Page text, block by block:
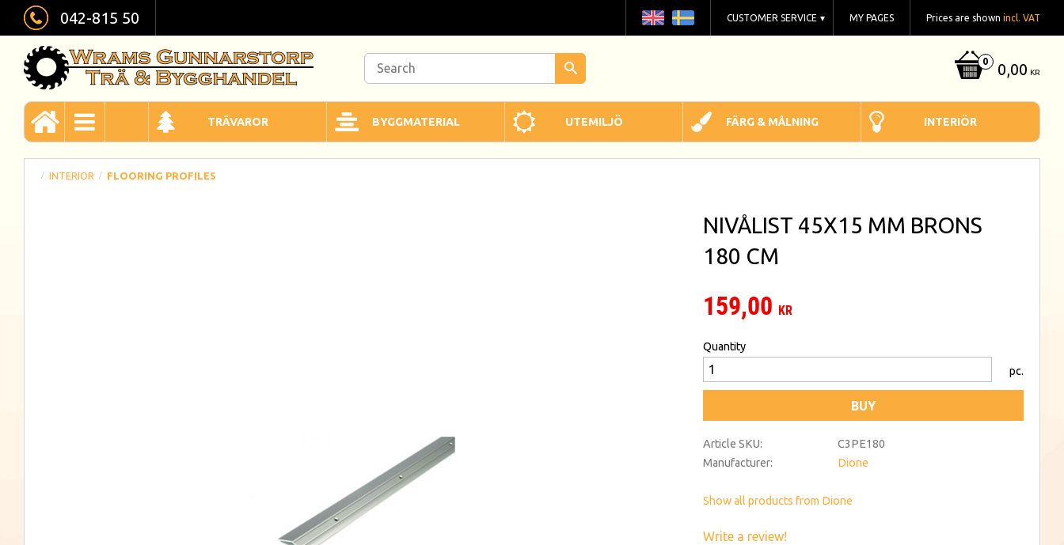
0,00 KR
Prices are shown incl. VAT
MY PAGES
CUSTOMER SERVICE
042-815 50
TRÄVAROR BYGGMATERIAL UTEMILJÖ FÄRG & MÅLNING INTERIÖR
INTERIOR FLOORING PROFILES
NIVÅLIST 45X15 MM BRONS
180 CM
159,00 KR
Quantity
pc.
BUY
Article SKU
C3PE180
Manufacturer
Dione
Show all products from Dione
Write a review!